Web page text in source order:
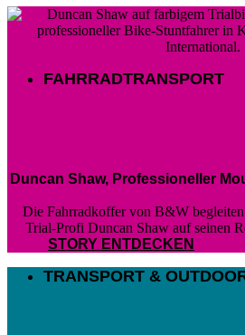
FAHRRADTRANSPORT
Duncan Shaw, Professioneller
Die Fahrradkoffer von B&W
Trial-Profi Duncan Shaw auf seinen
STORY ENTDECKEN
TRANSPORT &